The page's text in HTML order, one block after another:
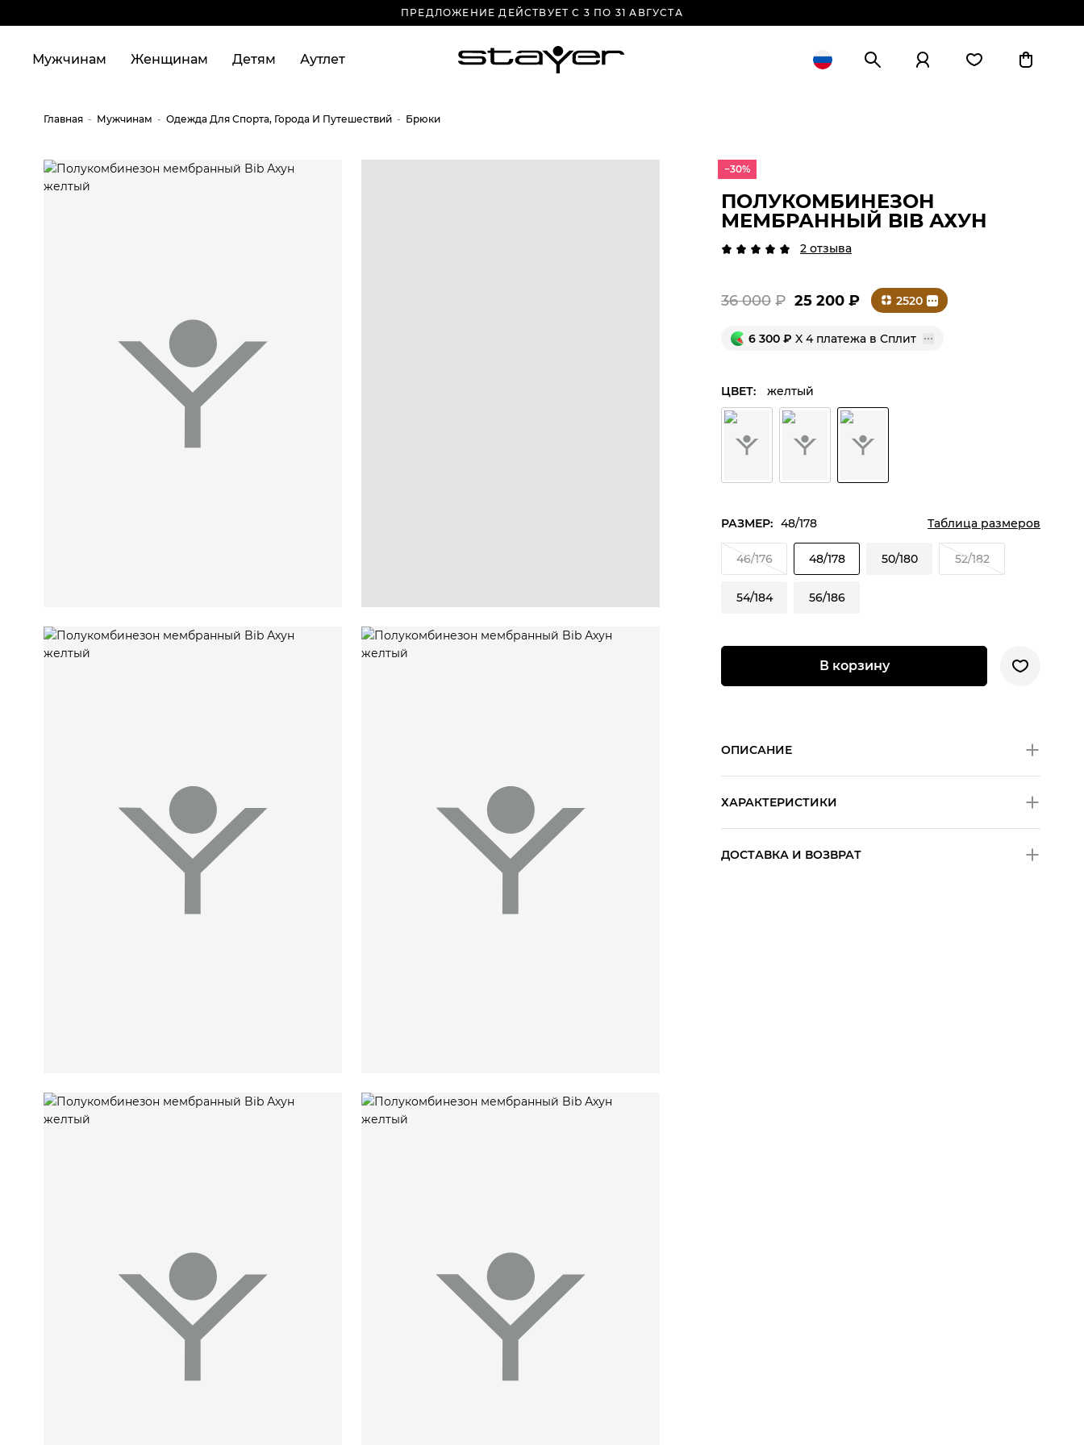
ПРЕДЛОЖЕНИЕ ДЕЙСТВУЕТ С 3 ПО 31 АВГУСТА
Мужчинам Женщинам Детям Аутлет
Главная Мужчинам Одежда Для Спорта, Города И Путешествий Брюки
−30%
ПОЛУКОМБИНЕЗОН
МЕМБРАННЫЙ BIB АХУН
2 отзыва
36 000 ₽ 25 200 ₽ 2520
6 300 ₽ X 4 платежа в Сплит
ЦВЕТ: желтый
РАЗМЕР: 48/178 Таблица размеров
46/176 48/178 50/180 52/182
54/184 56/186
В корзину
ОПИСАНИЕ
ХАРАКТЕРИСТИКИ
ДОСТАВКА И ВОЗВРАТ